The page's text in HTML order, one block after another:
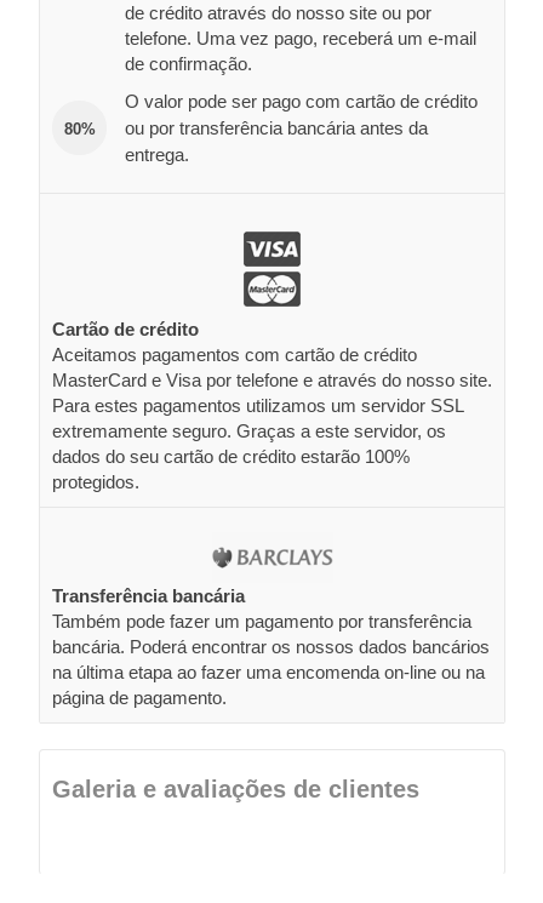
de crédito através do nosso site ou por
telefone. Uma vez pago, receberá um e-mail
de confirmação.
80%
O valor pode ser pago com cartão de crédito
ou por transferência bancária antes da
entrega.
Cartão de crédito
Aceitamos pagamentos com cartão de crédito
MasterCard e Visa por telefone e através do nosso site.
Para estes pagamentos utilizamos um servidor SSL
extremamente seguro. Graças a este servidor, os
dados do seu cartão de crédito estarão 100%
protegidos.
Transferência bancária
Também pode fazer um pagamento por transferência
bancária. Poderá encontrar os nossos dados bancários
na última etapa ao fazer uma encomenda on-line ou na
página de pagamento.
Galeria e avaliações de clientes